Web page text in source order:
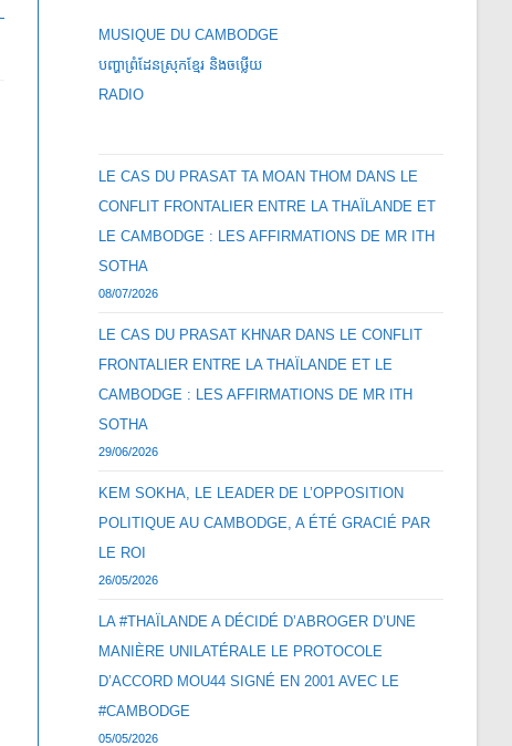
MUSIQUE DU CAMBODGE
បញ្ហាព្រំដែនស្រុកខ្មែរ និងចឞ្លើយ
RADIO
LE CAS DU PRASAT TA MOAN THOM DANS LE
CONFLIT FRONTALIER ENTRE LA THAÏLANDE ET
LE CAMBODGE : LES AFFIRMATIONS DE MR ITH
SOTHA
08/07/2026
LE CAS DU PRASAT KHNAR DANS LE CONFLIT
FRONTALIER ENTRE LA THAÏLANDE ET LE
CAMBODGE : LES AFFIRMATIONS DE MR ITH
SOTHA
29/06/2026
KEM SOKHA, LE LEADER DE L’OPPOSITION
POLITIQUE AU CAMBODGE, A ÉTÉ GRACIÉ PAR
LE ROI
26/05/2026
LA #THAÏLANDE A DÉCIDÉ D’ABROGER D’UNE
MANIÈRE UNILATÉRALE LE PROTOCOLE
D’ACCORD MOU44 SIGNÉ EN 2001 AVEC LE
#CAMBODGE
05/05/2026